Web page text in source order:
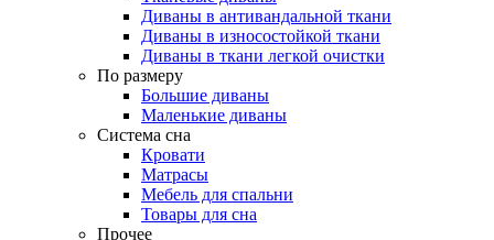
Диваны в антивандальной ткани
Диваны в износостойкой ткани
Диваны в ткани легкой очистки
По размеру
Большие диваны
Маленькие диваны
Система сна
Кровати
Матрасы
Мебель для спальни
Товары для сна
Прочее